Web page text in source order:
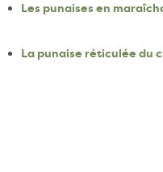
Les punaises en
La punaise réticulée du